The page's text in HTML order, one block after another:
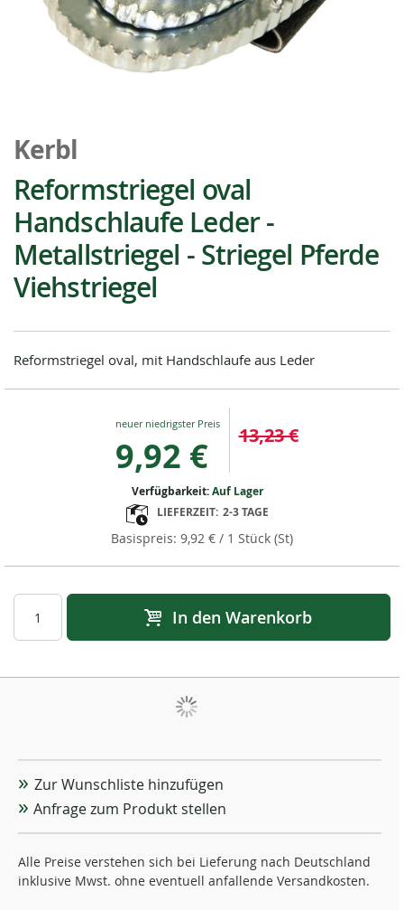
Anfang
der
Bildgalerie
springen
Kerbl
Reformstriegel oval
Handschlaufe Leder -
Metallstriegel - Striegel Pferde
Viehstriegel
Reformstriegel oval, mit Handschlaufe aus Leder
Special
9,92 € 13,23 €
9,92 € / 1 Stück (St)
Verfügbarkeit:Auf Lager
LIEFERZEIT: 2-3 TAGE
In den Warenkorb
Zur Wunschliste hinzufügen
Anfrage zum Produkt stellen
Alle Preise verstehen sich bei Lieferung nach Deutschland
inklusive Mwst. ohne eventuell anfallende Versandkosten.